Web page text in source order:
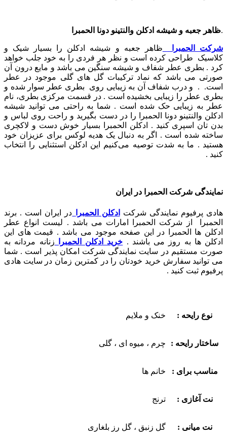
.ظاهر جعبه و شیشه ادکلن والنتینو دونا الحمبرا
شرکت الحمبرا
ظاهر جعبه و شیشه ادکلن را بسیار شیک و
کلاسیک طراحی کرده است و نظر هر فردی را به خود جلب خواهد
کرد . بطری عطر شفاف و شیشه سنگین می باشد و مایع درون آن
صورتی می باشد که نماد ترکیبات گل های گلی موجود در عطر
است. .
ودرب شفاف آن به زیبایی روی بطری عطر سوار شده و
بطری عطر را زیبایی بخشیده است . در قسمت مرکزی بطری، نام
عطر به زیبایی حک شده است . شما به راحتی می توانید شیشه
ادکلن والنتینو دونا الحمبرا را در دست بگیرید و راحت روی لباس و
بدن تان اسپری کنید . ادکلن الحمبرا بسیار خوش دست و لاکچری
ساخته شده است . اگر به دنبال یک هدیه لوکس برای عزیزان خود
هستید . ما به شدت توصیه می‌کنیم این ادکلن استثنایی را انتخاب
کنید .
نمایندگی شرکت الحمبرا در ایران
هادی پرفیوم نمایندگی شرکت ادکلن الحمبرا
در ایران است . برند
الحمبرا از شرکت الحمبرا امارات می باشد . لیست انواع عطر
ادکلن ها الحمبرا در این صفحه موجود می باشد . قیمت های این
ادکلن ها به روز می باشند . خرید ادکلن الحمبرا زنانه مردانه به
صورت مستقیم در سایت نمایندگی شرکت امکان پذیر است . شما
می توانید سفارش خرید خودتان را در کمترین زمان در سایت هادی
پرفیوم ثبت کنید .
نوع رایحه : خنک و ملایم
ساختار رایحه : چرم ، میوه ای ، گلی
مناسب برای : خانم ها
نت آغازی : ترنج
نت میانی : گل زنبق ، گل رز بلغاری